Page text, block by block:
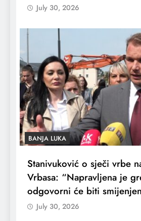
July 30, 2026
BANJA LUKA
Stanivuković o sječi vrbe
Vrbasa: “Napravljena je
odgovorni će biti
July 30, 2026